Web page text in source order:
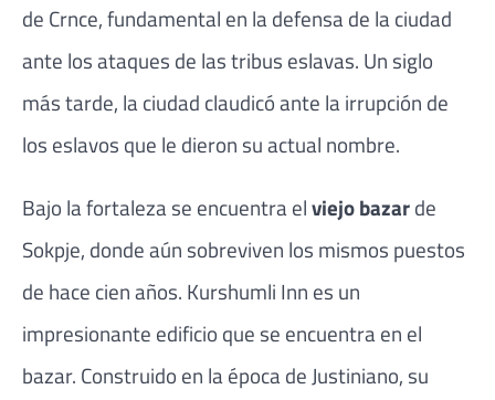
de Crnce, fundamental en la defensa de la ciudad
ante los ataques de las tribus eslavas. Un siglo
más tarde, la ciudad claudicó ante la irrupción de
los eslavos que le dieron su actual nombre.
Bajo la fortaleza se encuentra elviejo bazarde
Sokpje, donde aún sobreviven los mismos puestos
de hace cien años. Kurshumli Inn es un
impresionante edificio que se encuentra en el
bazar. Construido en la época de Justiniano, su